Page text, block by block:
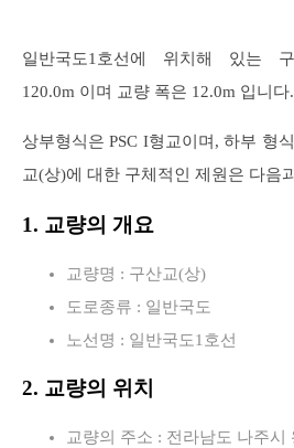
일반국도1호선에 위치해 있는
120.0m 이며 교량 폭은 12.0m 입니다.
상부형식은 PSC I형교이며, 하부 형
교(상)에 대한 구체적인 제원은 다음
1. 교량의 개요
교량명 : 구산교(상)
도로종류 : 일반국도
노선명 : 일반국도1호선
2. 교량의 위치
교량의 주소 : 전라남도 나주시